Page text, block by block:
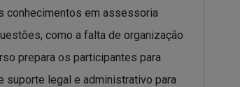
conhecimentos em assessoria
como a falta de organização
prepara os participantes para
suporte legal e administrativo para